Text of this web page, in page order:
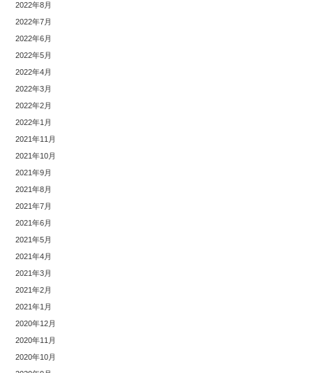
2022年8月
2022年7月
2022年6月
2022年5月
2022年4月
2022年3月
2022年2月
2022年1月
2021年11月
2021年10月
2021年9月
2021年8月
2021年7月
2021年6月
2021年5月
2021年4月
2021年3月
2021年2月
2021年1月
2020年12月
2020年11月
2020年10月